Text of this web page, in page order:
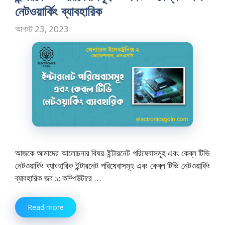
নেটওয়ার্কিং ব্যাবহারিক
আগস্ট 23, 2023
আজকে আমাদের আলোচনার বিষয়-ইন্টারনেট পরিষেবাসমূহ এবং কেব্‌ল টিভি
নেটওয়ার্কিং ব্যাবহারিক ইন্টারনেট পরিষেবাসমূহ এবং কেব্‌ল টিভি নেটওয়ার্কিং
ব্যাবহারিক জব ১: কম্পিউটারে …
Read more